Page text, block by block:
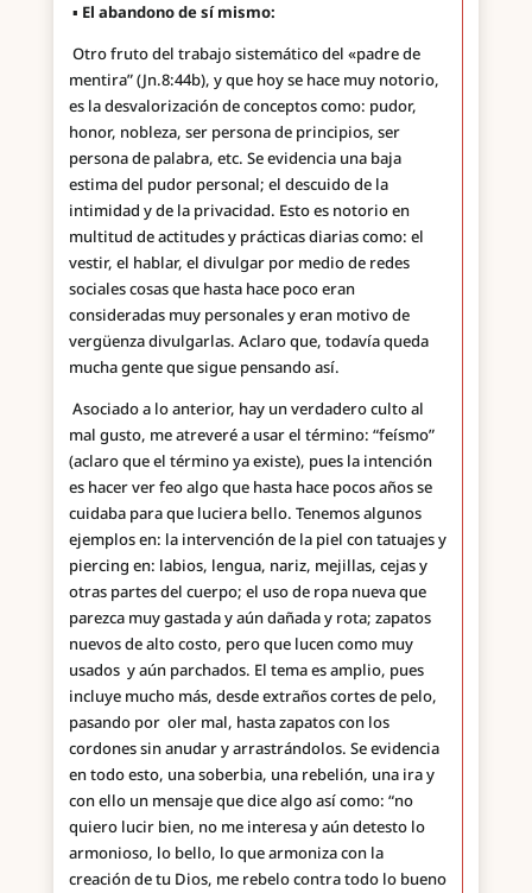
▪ El abandono de sí mismo:
Otro fruto del trabajo sistemático del «padre de
mentira” (Jn.8:44b), y que hoy se hace muy notorio,
es la desvalorización de conceptos como: pudor,
honor, nobleza, ser persona de principios, ser
persona de palabra, etc. Se evidencia una baja
estima del pudor personal; el descuido de la
intimidad y de la privacidad. Esto es notorio en
multitud de actitudes y prácticas diarias como: el
vestir, el hablar, el divulgar por medio de redes
sociales cosas que hasta hace poco eran
consideradas muy personales y eran motivo de
vergüenza divulgarlas. Aclaro que, todavía queda
mucha gente que sigue pensando así.
Asociado a lo anterior, hay un verdadero culto al
mal gusto, me atreveré a usar el término: “feísmo”
(aclaro que el término ya existe), pues la intención
es hacer ver feo algo que hasta hace pocos años se
cuidaba para que luciera bello. Tenemos algunos
ejemplos en: la intervención de la piel con tatuajes y
piercing en: labios, lengua, nariz, mejillas, cejas y
otras partes del cuerpo; el uso de ropa nueva que
parezca muy gastada y aún dañada y rota; zapatos
nuevos de alto costo, pero que lucen como muy
usados y aún parchados. El tema es amplio, pues
incluye mucho más, desde extraños cortes de pelo,
pasando por oler mal, hasta zapatos con los
cordones sin anudar y arrastrándolos. Se evidencia
en todo esto, una soberbia, una rebelión, una ira y
con ello un mensaje que dice algo así como: “no
quiero lucir bien, no me interesa y aún detesto lo
armonioso, lo bello, lo que armoniza con la
creación de tu Dios, me rebelo contra todo lo bueno